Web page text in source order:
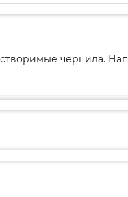
чернила.